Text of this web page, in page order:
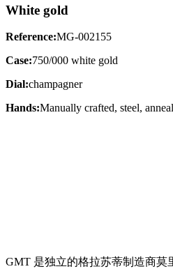
White gold
Reference:MG-002155
Case:750/000 white gold
Dial:champagner
Hands:Manually crafted, steel,
GMT 是独立的格拉苏蒂制造商莫